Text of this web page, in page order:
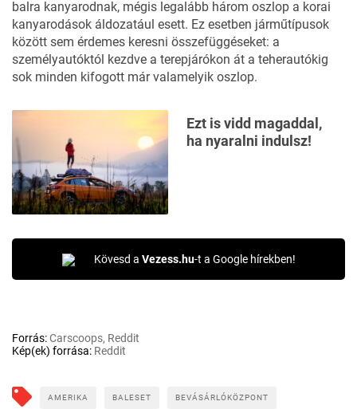
balra kanyarodnak, mégis legalább három oszlop a korai
kanyarodások áldozatául esett. Ez esetben járműtípusok
között sem érdemes keresni összefüggéseket: a
személyautóktól kezdve a terepjárókon át a teherautókig
sok minden kifogott már valamelyik oszlop.
Ezt is vidd magaddal,
ha nyaralni indulsz!
Kövesd a Vezess.hu-t a Google hírekben!
Forrás:Carscoops, Reddit
Kép(ek) forrása: Reddit
AMERIKA BALESET BEVÁSÁRLÓKÖZPONT